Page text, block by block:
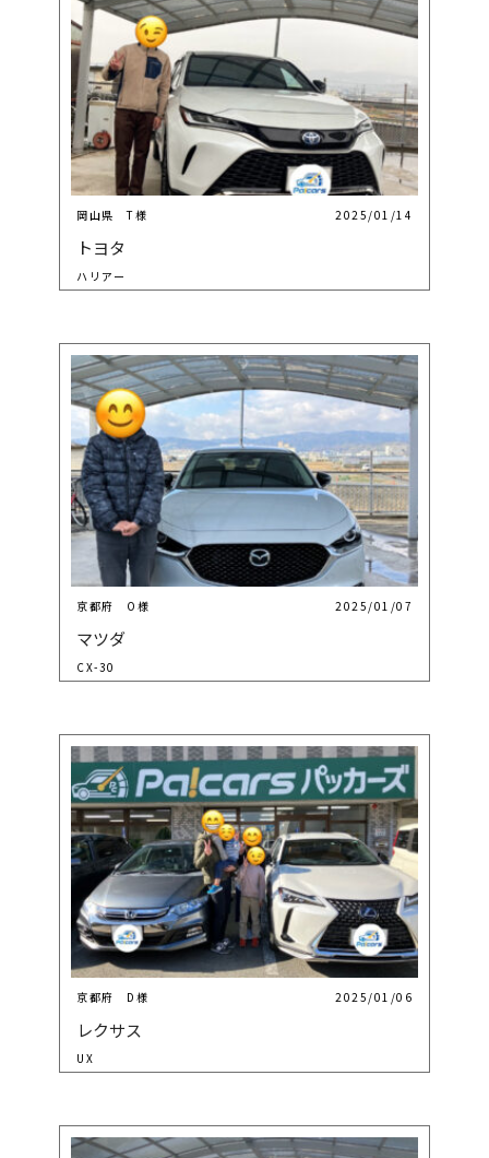
岡山県 T様 2025/01/14
トヨタ
ハリアー
京都府 O様 2025/01/07
マツダ
CX-30
京都府 D様 2025/01/06
レクサス
UX